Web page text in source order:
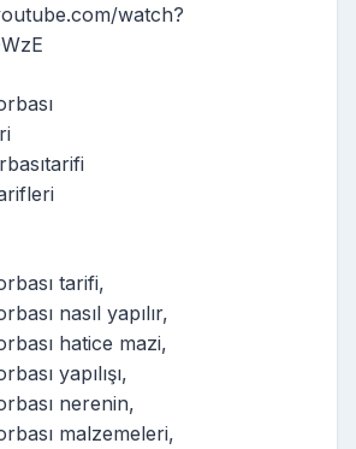
watch?
tarifi,
nasıl yapılır,
hatice mazi,
yapılışı,
nerenin,
malzemeleri,